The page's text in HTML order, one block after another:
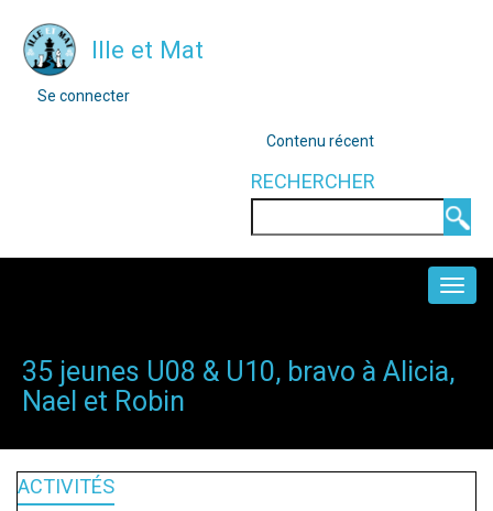
contenu
Ille et Mat
MENU
Se connecter
OUTILS
Contenu récent
RECHERCHER
35 jeunes U08 & U10, bravo à Alicia,
Nael et Robin
ACTIVITÉS